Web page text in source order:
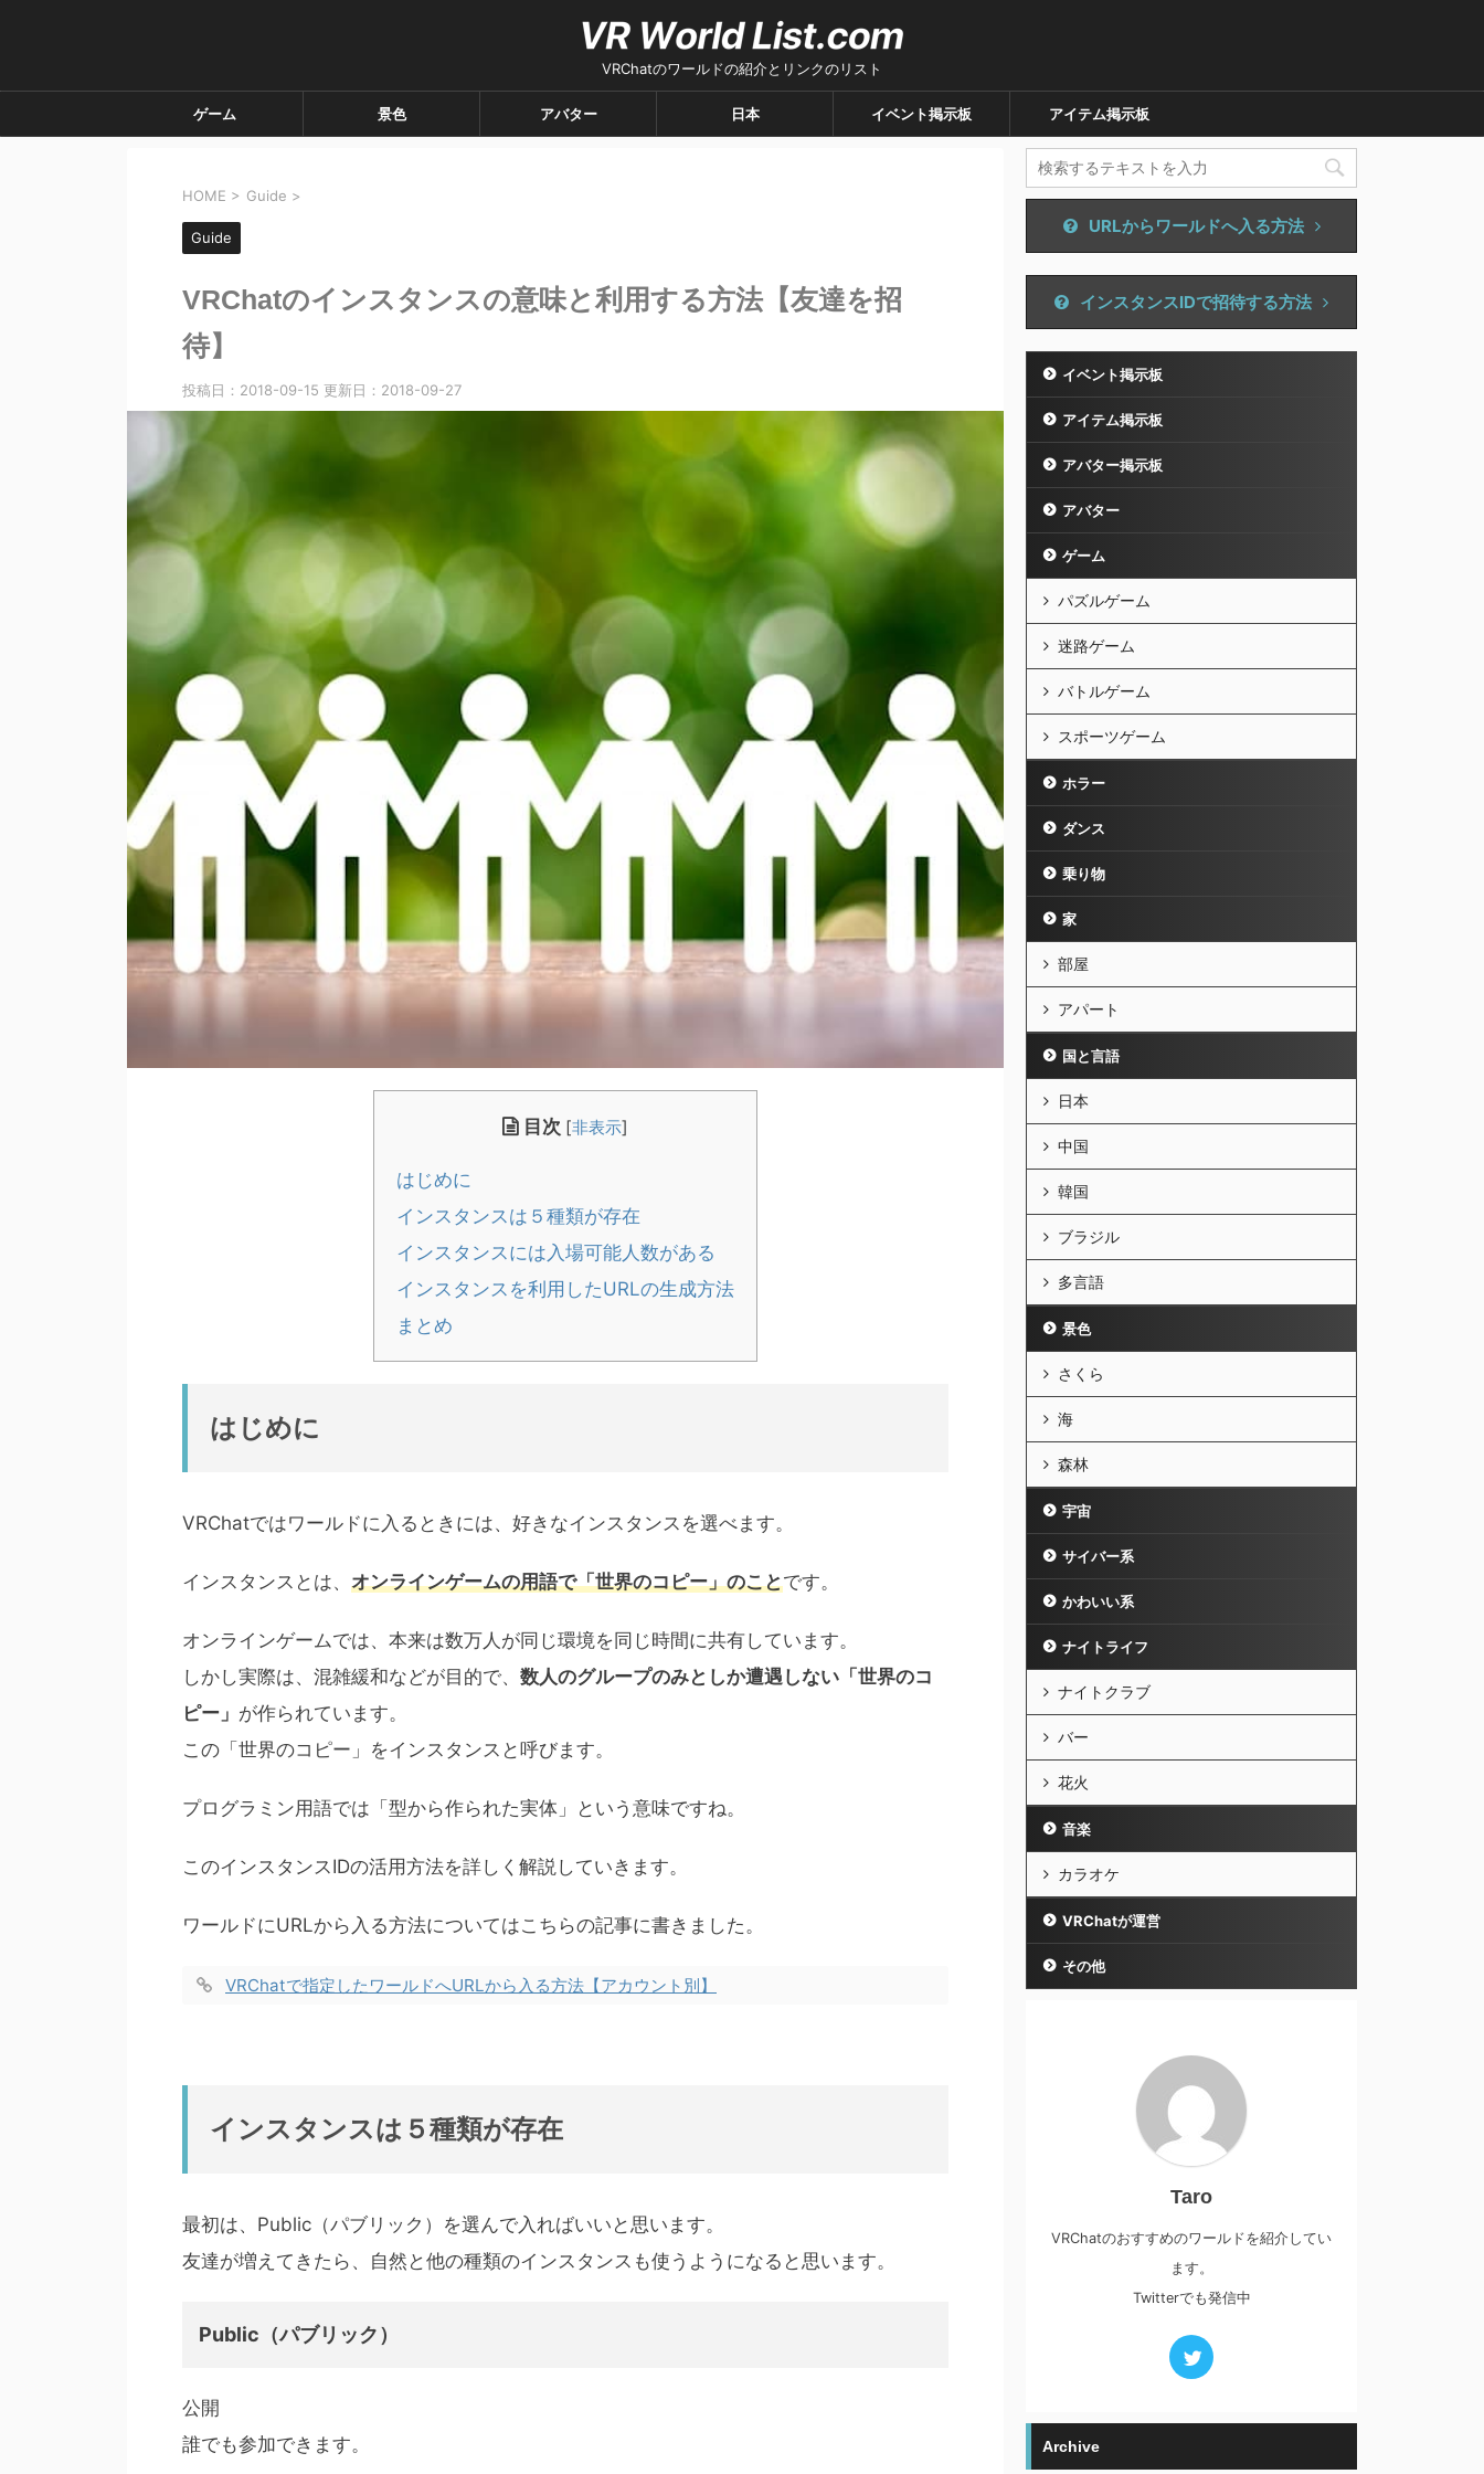
VRChatのワールドの紹介とリンクのリスト
ゲーム 景色 アバター 日本 イベント掲示板 アイテム掲示板
HOME > Guide >
Guide
VRChatのインスタンスの意味と利用する方法【友達を招
待】
投稿日：2018-09-15 更新日： 2018-09-27
目次 [非表示]
はじめに
インスタンスは５種類が存在
インスタンスには入場可能人数がある
インスタンスを利用したURLの生成方法
まとめ
はじめに
VRChatではワールドに入るときには、好きなインスタンスを選べます。
インスタンスとは、 オンラインゲームの用語で「世界のコピー」のことです。
オンラインゲームでは、本来は数万人が同じ環境を同じ時間に共有しています。
しかし実際は、混雑緩和などが目的で、 数人のグループのみとしか遭遇しない「世界のコ
ピー」 が作られています。
この「世界のコピー」をインスタンスと呼びます。
プログラミン用語では「型から作られた実体」という意味ですね。
このインスタンスIDの活用方法を詳しく解説していきます。
ワールドにURLから入る方法についてはこちらの記事に書きました。
VRChatで指定したワールドへURLから入る方法【アカウント別】
インスタンスは５種類が存在
最初は、Public（パブリック）を選んで入ればいいと思います。
友達が増えてきたら、自然と他の種類のインスタンスも使うようになると思います。
Public（パブリック）
公開
誰でも参加できます。
URLからワールドへ入る方法
インスタンスIDで招待する方法
イベント掲示板
アイテム掲示板
アバター掲示板
アバター
ゲーム
パズルゲーム
迷路ゲーム
バトルゲーム
スポーツゲーム
ホラー
ダンス
乗り物
家
部屋
アパート
国と言語
日本
中国
韓国
ブラジル
多言語
景色
さくら
海
森林
宇宙
サイバー系
かわいい系
ナイトライフ
ナイトクラブ
バー
花火
音楽
カラオケ
VRChatが運営
その他
Taro
VRChatのおすすめのワールドを紹介してい
ます。
Twitterでも発信中
Archive